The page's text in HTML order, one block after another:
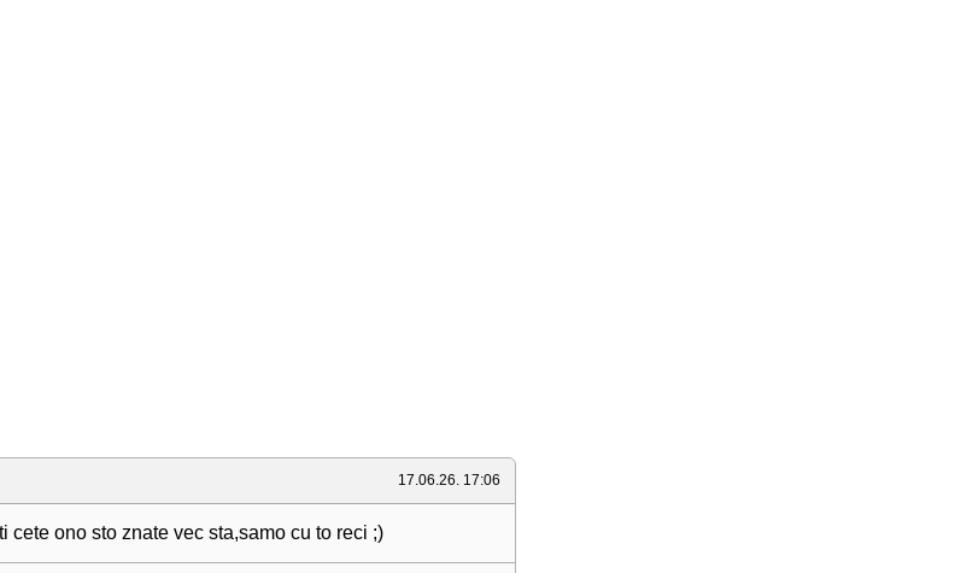
17.06.26. 17:06
cete ono sto znate vec sta,samo cu to reci ;)